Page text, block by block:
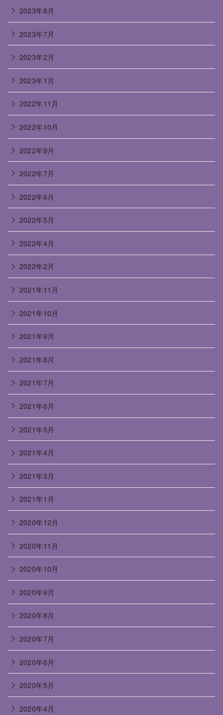
2023年8月
2023年7月
2023年2月
2023年1月
2022年11月
2022年10月
2022年9月
2022年7月
2022年6月
2022年5月
2022年4月
2022年2月
2021年11月
2021年10月
2021年9月
2021年8月
2021年7月
2021年6月
2021年5月
2021年4月
2021年3月
2021年1月
2020年12月
2020年11月
2020年10月
2020年9月
2020年8月
2020年7月
2020年6月
2020年5月
2020年4月